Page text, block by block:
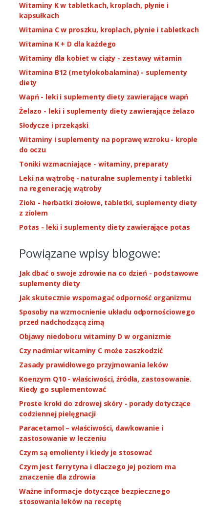
Witaminy K w tabletkach, kroplach, płynie i
kapsułkach
Witamina C w proszku, kroplach, płynie i tabletkach
Witamina K + D dla każdego
Witaminy dla kobiet w ciąży - zestawy witamin
Witamina B12 (metylokobalamina) - suplementy
diety
Wapń - leki i suplementy diety zawierające wapń
Żelazo - leki i suplementy diety zawierające żelazo
Słodycze i przekąski
Witaminy i suplementy na poprawę wzroku - krople
do oczu
Toniki wzmacniające - witaminy, preparaty
Leki na wątrobę - naturalne suplementy i tabletki
na regenerację wątroby
Zioła - herbatki ziołowe, tabletki, suplementy diety
z ziołem
Potas - leki i suplementy diety zawierające potas
Powiązane wpisy blogowe:
Jak dbać o swoje zdrowie na co dzień - podstawowe
suplementy diety
Jak skutecznie wspomagać odporność organizmu
Sposoby na wzmocnienie układu odpornościowego
przed nadchodzącą zimą
Objawy niedoboru witaminy D w organizmie
Czy nadmiar witaminy C może zaszkodzić
Zasady prawidłowego przyjmowania leków
Koenzym Q10 - właściwości, źródła, zastosowanie.
Kiedy go suplementować
Proste kroki do zdrowej skóry - porady dotyczące
codziennej pielęgnacji
Paracetamol – właściwości, dawkowanie i
zastosowanie w leczeniu
Czym są emolienty i kiedy je stosować
Czym jest ferrytyna i dlaczego jej poziom ma
znaczenie dla zdrowia
Ważne informacje dotyczące bezpiecznego
stosowania leków na receptę